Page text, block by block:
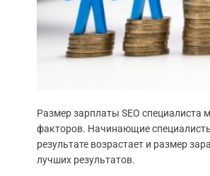
Размер зарплаты SEO специалиста
факторов. Начинающие
результате возрастает и размер
лучших результатов.